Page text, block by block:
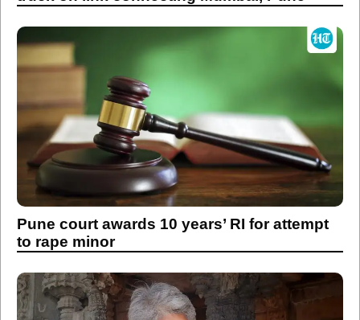
Pune court awards 10 years’ RI for attempt
to rape minor